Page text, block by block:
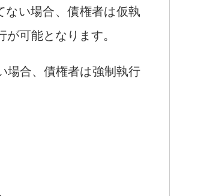
ない場合、債権者は仮執
可能となります。
場合、債権者は強制執行